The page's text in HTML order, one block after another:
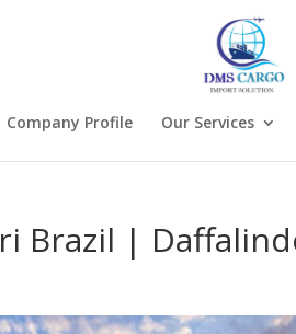
Company Profile Our Services
Brazil |